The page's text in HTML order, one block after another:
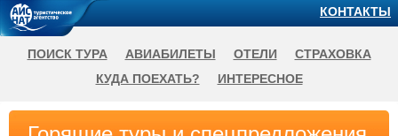
КОНТАКТЫ
ПОИСК ТУРА АВИАБИЛЕТЫ ОТЕЛИ
СТРАХОВКА
КУДА ПОЕХАТЬ?
ИНТЕРЕСНОЕ